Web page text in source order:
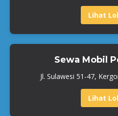
Lihat
Sewa Mobil
Jl. Sulawesi 51-47,
Lihat